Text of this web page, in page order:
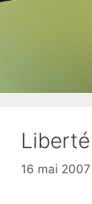
16 mai 2007